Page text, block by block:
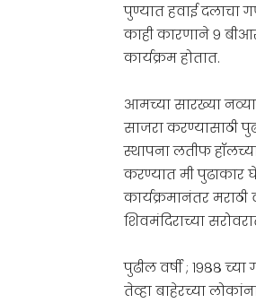
पुण्यात हवाई
काही कारणाने ९
कार्यक्रम होतात.
आमच्या सारख्या
साजरा करण्यासाठी
स्थापना लतीफ
करण्यात मी पुढाकार
कार्यक्रमानंतर
शिवमंदिराच्या
पुढील वर्षी ; १९८८
तेव्हा बाहेरच्या